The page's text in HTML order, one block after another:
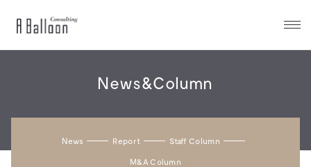
A
News&Column
News Report Staff Column
M&a Column